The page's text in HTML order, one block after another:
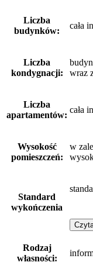
Liczba
budynków:
cała
Liczba
kondygnacji:
wraz
Liczba
apartamentów:
cała
Wysokość
pomieszczeń:
w
Standard
wykończenia
Rodzaj
własności: